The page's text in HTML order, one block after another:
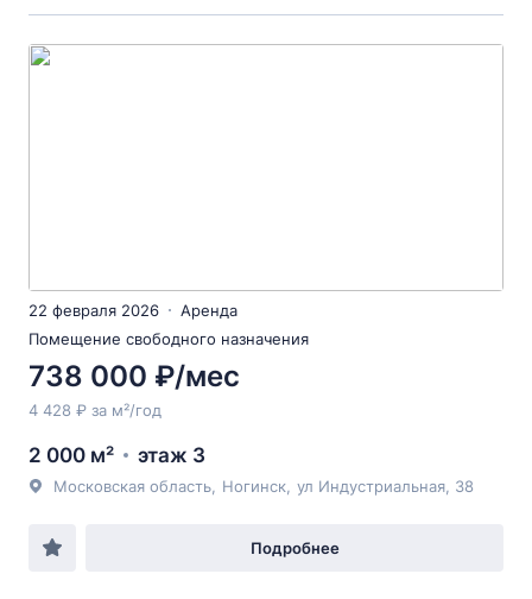
22 февраля 2026
Аренда
Помещение свободного назначения
738 000 ₽/мес
4 428 ₽ за м²/год
2 000 м² этаж 3
Московская область Ногинск ул Индустриальная , 38
Подробнее